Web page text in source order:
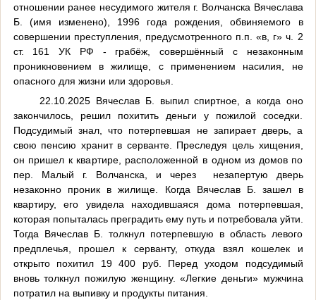
отношении ранее несудимого жителя г. Волчанска Вячеслава
Б. (имя изменено), 1996 года рождения ,обвиняемого в
совершении преступления, предусмотренного п.п. «в, г» ч. 2
ст. 161 УК РФ - грабёж, совершённый с незаконным
проникновением в жилище, с применением насилия, не
опасного для жизни или здоровья.
22.10.2025 Вячеслав Б. выпил спиртное, а когда оно
закончилось, решил похитить деньги у пожилой соседки.
Подсудимый знал, что потерпевшая не запирает дверь, а
свою пенсию хранит в серванте. Преследуя цель хищения,
он пришел к квартире, расположенной в одном из домов по
пер. Малый г. Волчанска, и через незапертую дверь
незаконно проник в жилище. Когда Вячеслав Б. зашел в
квартиру, его увидела находившаяся дома потерпевшая,
которая попыталась преградить ему путь и потребовала уйти.
Тогда Вячеслав Б. толкнул потерпевшую в область левого
предплечья, прошел к серванту, откуда взял кошелек и
открыто похитил 19 400 руб. Перед уходом подсудимый
вновь толкнул пожилую женщину. «Легкие деньги» мужчина
потратил на выпивку и продукты питания.